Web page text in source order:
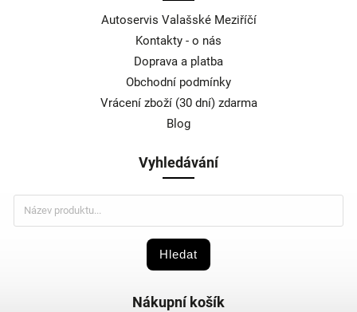
Autoservis Valašské Meziříčí
Kontakty - o nás
Doprava a platba
Obchodní podmínky
Vrácení zboží (30 dní) zdarma
Blog
Vyhledávání
Hledat
Nákupní košík